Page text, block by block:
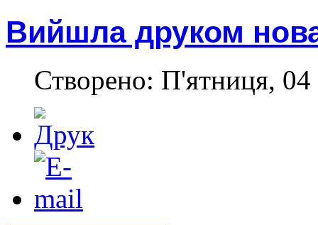
Вийшла друком
Створено: П'ятниця, 04